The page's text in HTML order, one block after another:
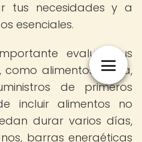
tus necesidades y a
esenciales.
evaluar tus
como alimentos, agua,
de primeros
incluir alimentos no
durar varios días,
barras energéticas